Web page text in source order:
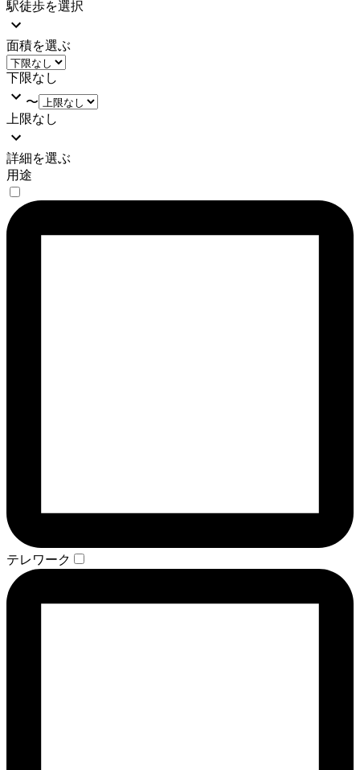
駅徒歩を選択
面積を選ぶ
下限なし
〜
上限なし
詳細を選ぶ
用途
テレワーク